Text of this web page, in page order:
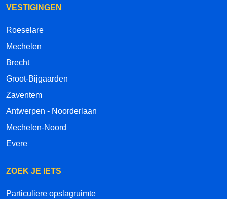
VESTIGINGEN
Roeselare
Mechelen
Brecht
Groot-Bijgaarden
Zaventem
Antwerpen - Noorderlaan
Mechelen-Noord
Evere
ZOEK JE IETS
Particuliere opslagruimte